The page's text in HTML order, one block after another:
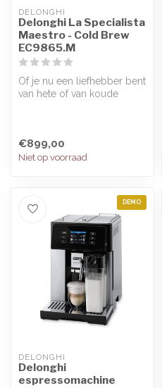
DELONGHI
Delonghi La Specialista
Maestro - Cold Brew
EC9865.M
Of je nu een liefhebber bent
van hete of van koude
€899,00
Niet op voorraad
DEMO
DELONGHI
Delonghi
espressomachine